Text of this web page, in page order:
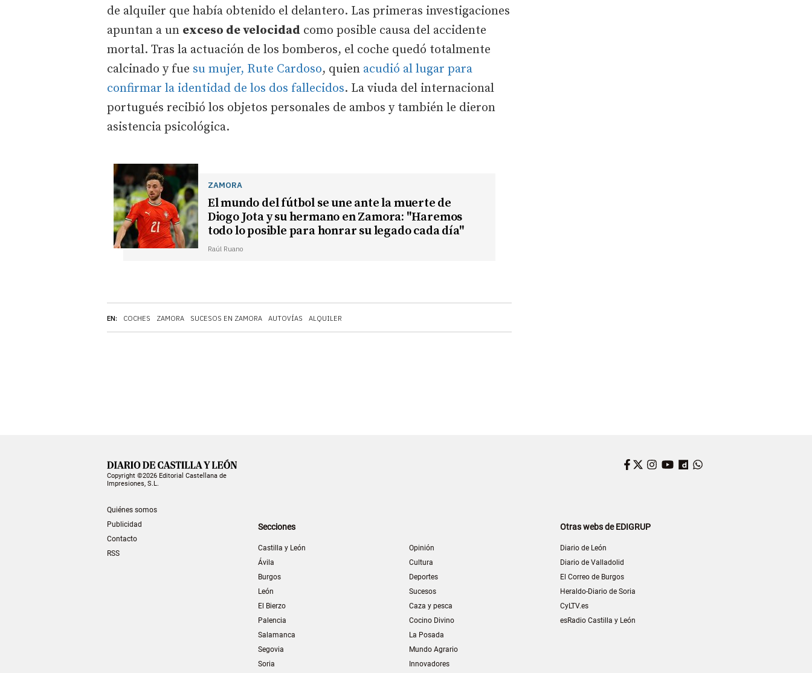
EN: COCHES ZAMORA SUCESOS EN ZAMORA AUTOVÍAS ALQUILER
de alquiler que había obtenido el delantero. Las primeras investigaciones
apuntan a un exceso de velocidad como posible causa del accidente
mortal. Tras la actuación de los bomberos, el coche quedó totalmente
calcinado y fue su mujer, Rute Cardoso, quien acudió al lugar para
confirmar la identidad de los dos fallecidos. La viuda del internacional
portugués recibió los objetos personales de ambos y también le dieron
asistencia psicológica.
ZAMORA
El mundo del fútbol se une ante la muerte de
Diogo Jota y su hermano en Zamora: "Haremos
todo lo posible para honrar su legado cada día"
Raúl Ruano
Copyright ©2026 Editorial Castellana de
Impresiones, S.L.
Quiénes somos
Publicidad
Contacto
RSS
Facebook
Twitter
Instagram
YouTube
Dailymotion
Secciones
Castilla y León
Ávila
Burgos
León
El Bierzo
Palencia
Salamanca
Segovia
Soria
Opinión
Cultura
Deportes
Sucesos
Caza y pesca
Cocino Divino
La Posada
Mundo Agrario
Innovadores
Otras webs de EDIGRUP
Diario de León
Diario de Valladolid
El Correo de Burgos
Heraldo-Diario de Soria
CyLTV.es
esRadio Castilla y León